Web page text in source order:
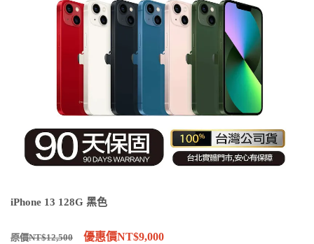
iPhone 13 128G 黑色
原價NT$12,500 優惠價NT$9,000